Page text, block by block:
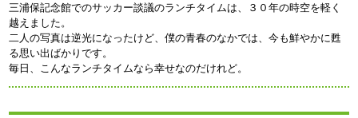
三浦保記念館でのサッカー談議のランチタイムは、３０年の時空を軽く
越えました。
二人の写真は逆光になったけど、僕の青春のなかでは、今も鮮やかに甦
る思い出ばかりです。
毎日、こんなランチタイムなら幸せなのだけれど。